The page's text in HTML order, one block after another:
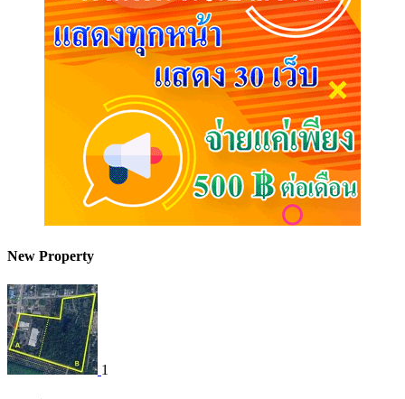
New Property
1